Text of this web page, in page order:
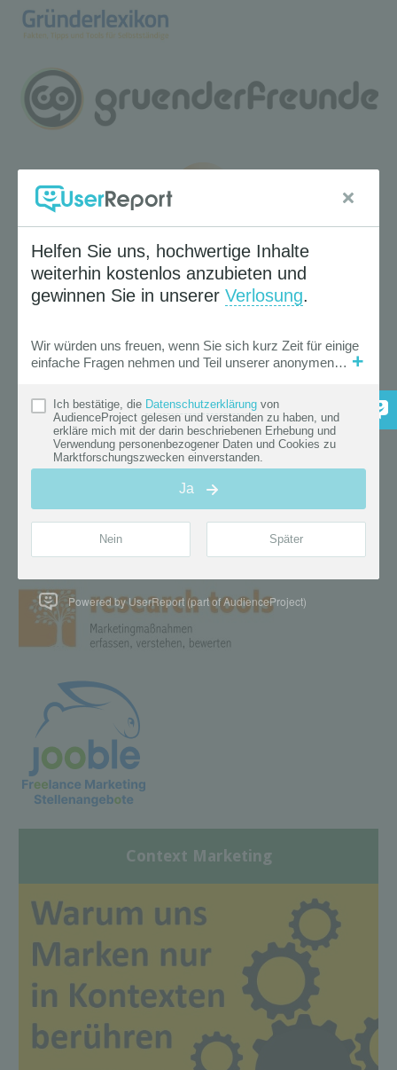
Context Marketing
Powered by UserReport (part of AudienceProject)